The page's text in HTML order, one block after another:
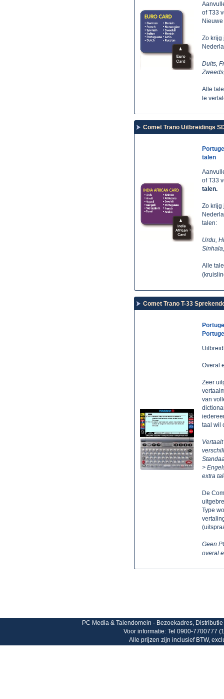
of T33
Zo krijg
Duits,
Alle
te
Comet Trano Uitbreidings
talen
of T33
talen.
Zo krijg
talen:
Urdu,
Alle
Comet Trano T-33
Overal
Zeer
van
taal wil
>
extra
De
Type
Geen
overal
PC Media & Talendomein - Bezoekadres,
Voor informatie: Tel 0900-7700777
Alle prijzen zijn inclusief BTW,